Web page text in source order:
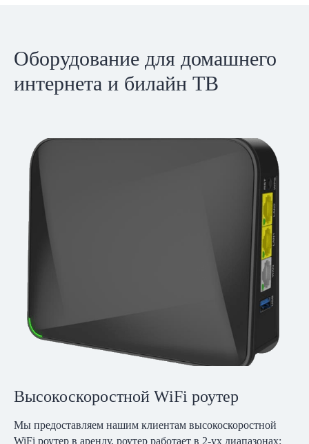
Оборудование для домашнего
интернета и билайн ТВ
Высокоскоростной WiFi роутер
Мы предоставляем нашим клиентам высокоскоростной
WiFi роутер в аренду, роутер работает в 2-ух диапазонах: